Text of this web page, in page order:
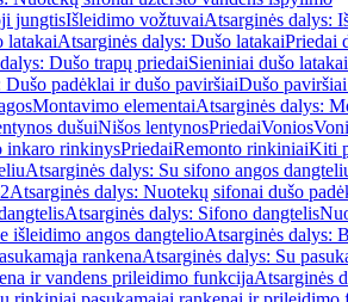
jungtisIšleidimo vožtuvaiAtsarginės dalys:
latakaiAtsarginės dalys: Dušo latakaiPriedai
Dušo trapų priedaiSieniniai dušo latakai
Dušo padėklai ir dušo paviršiaiDušo
Montavimo elementaiAtsarginės dalys:
dušuiNišos lentynosPriedaiVonios
inkaro rinkinysPriedaiRemonto rinkiniaiKiti
Atsarginės dalys: Su sifono angos
Atsarginės dalys: Nuotekų sifonai dušo
Atsarginės dalys: Sifono dangtelis
išleidimo angos dangtelioAtsarginės dalys:
rankenaAtsarginės dalys: Su
ir vandens prileidimo funkcijaAtsarginės